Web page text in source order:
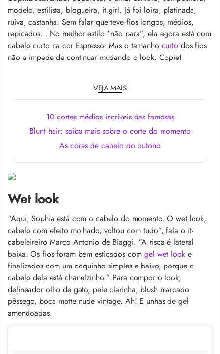
modelo, estilista, blogueira, it girl. Já foi loira, platinada,
ruiva, castanha. Sem falar que teve fios longos, médios,
repicados… No melhor estilo “não para”, ela agora está com
cabelo curto na cor Espresso. Mas o tamanho curto dos fios
não a impede de continuar mudando o look. Copie!
VEJA MAIS
10 cortes médios incríveis das famosas
Blunt hair: saiba mais sobre o corte do momento
As cores de cabelo do outono
Wet look
“Aqui, Sophia está com o cabelo do momento. O wet look,
cabelo com efeito molhado, voltou com tudo”, fala o it-
cabeleireiro Marco Antonio de Biaggi. “A risca é lateral
baixa. Os fios foram bem esticados com gel wet look e
finalizados com um coquinho simples e baixo, porque o
cabelo dela está chanelzinho.” Para compor o look,
delineador olho de gato, pele clarinha, blush marcado
pêssego, boca matte nude vintage. Ah! E unhas de gel
amendoadas.